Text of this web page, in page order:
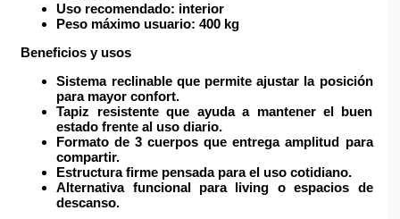
Uso recomendado: interior
Peso máximo usuario: 400 kg
Beneficios y usos
Sistema reclinable que permite ajustar la posición
para mayor confort.
Tapiz resistente que ayuda a mantener el buen
estado frente al uso diario.
Formato de 3 cuerpos que entrega amplitud para
compartir.
Estructura firme pensada para el uso cotidiano.
Alternativa funcional para living o espacios de
descanso.